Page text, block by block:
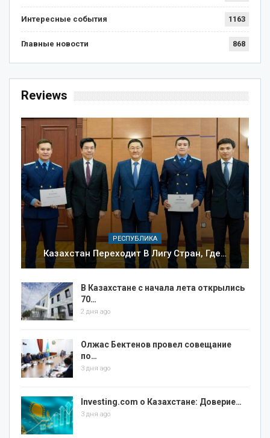
Интересные события 1163
Главные новости 868
Reviews
РЕСПУБЛИКА
Казахстан Переходит В Лигу Стран, Где…
В Казахстане с начала лета открылись
70…
2 дня ago
Олжас Бектенов провел совещание
по…
3 дня ago
Investing.com о Казахстане: Доверие…
3 дня ago